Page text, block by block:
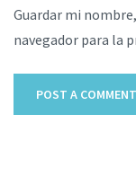
Guardar mi
navegador para la